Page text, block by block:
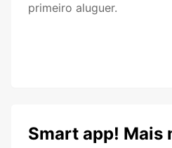
primeiro aluguer.
Smart app! Mais